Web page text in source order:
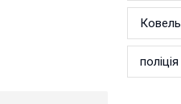
Ковель
поліція